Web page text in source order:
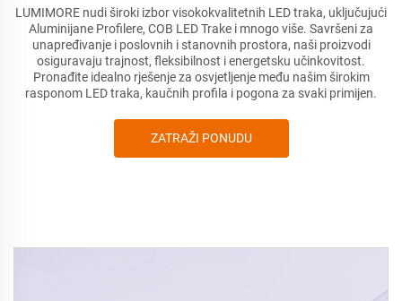
LUMIMORE nudi široki izbor visokokvalitetnih LED traka, uključujući
Aluminijane Profilere, COB LED Trake i mnogo više. Savršeni za
unapređivanje i poslovnih i stanovnih prostora, naši proizvodi
osiguravaju trajnost, fleksibilnost i energetsku učinkovitost.
Pronađite idealno rješenje za osvjetljenje među našim širokim
rasponom LED traka, kaučnih profila i pogona za svaki primijen.
ZATRAŽI PONUDU